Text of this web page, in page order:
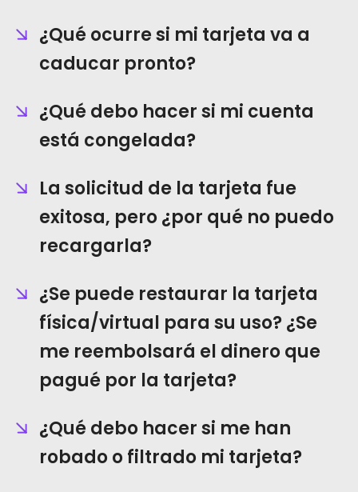
¿Qué ocurre si mi tarjeta va a
caducar pronto?
¿Qué debo hacer si mi cuenta
está congelada?
La solicitud de la tarjeta fue
exitosa, pero ¿por qué no puedo
recargarla?
¿Se puede restaurar la tarjeta
física/virtual para su uso? ¿Se
me reembolsará el dinero que
pagué por la tarjeta?
¿Qué debo hacer si me han
robado o filtrado mi tarjeta?